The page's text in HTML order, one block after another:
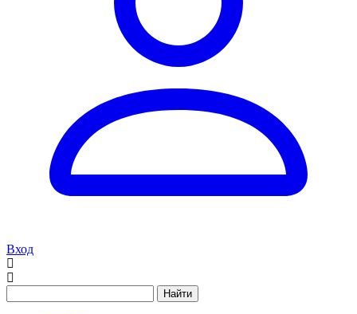
Вход
Найти